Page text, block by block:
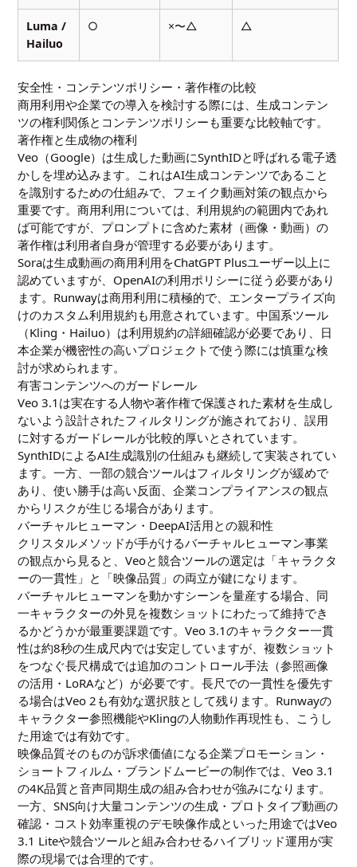
Luma /
Hailuo
○ ×〜△ △
安全性・コンテンツポリシー・著作権の比較
商用利用や企業での導入を検討する際には、生成コンテン
ツの権利関係とコンテンツポリシーも重要な比較軸です。
著作権と生成物の権利
Veo（Google）は生成した動画にSynthIDと呼ばれる電子透
かしを埋め込みます。これはAI生成コンテンツであること
を識別するための仕組みで、フェイク動画対策の観点から
重要です。商用利用については、利用規約の範囲内であれ
ば可能ですが、プロンプトに含めた素材（画像・動画）の
著作権は利用者自身が管理する必要があります。
Soraは生成動画の商用利用をChatGPT Plusユーザー以上に
認めていますが、OpenAIの利用ポリシーに従う必要があり
ます。Runwayは商用利用に積極的で、エンタープライズ向
けのカスタム利用規約も用意されています。中国系ツール
（Kling・Hailuo）は利用規約の詳細確認が必要であり、日
本企業が機密性の高いプロジェクトで使う際には慎重な検
討が求められます。
有害コンテンツへのガードレール
Veo 3.1は実在する人物や著作権で保護された素材を生成し
ないよう設計されたフィルタリングが施されており、誤用
に対するガードレールが比較的厚いとされています。
SynthIDによるAI生成識別の仕組みも継続して実装されてい
ます。一方、一部の競合ツールはフィルタリングが緩めで
あり、使い勝手は高い反面、企業コンプライアンスの観点
からリスクが生じる場合があります。
バーチャルヒューマン・DeepAI活用との親和性
クリスタルメソッドが手がけるバーチャルヒューマン事業
の観点から見ると、Veoと競合ツールの選定は「キャラクタ
ーの一貫性」と「映像品質」の両立が鍵になります。
バーチャルヒューマンを動かすシーンを量産する場合、同
一キャラクターの外見を複数ショットにわたって維持でき
るかどうかが最重要課題です。Veo 3.1のキャラクター一貫
性は約8秒の生成尺内では安定していますが、複数ショット
をつなぐ長尺構成では追加のコントロール手法（参照画像
の活用・LoRAなど）が必要です。長尺での一貫性を優先す
る場合はVeo 2も有効な選択肢として残ります。Runwayの
キャラクター参照機能やKlingの人物動作再現性も、こうし
た用途では有効です。
映像品質そのものが訴求価値になる企業プロモーション・
ショートフィルム・ブランドムービーの制作では、Veo 3.1
の4K品質と音声同期生成の組み合わせが強みになります。
一方、SNS向け大量コンテンツの生成・プロトタイプ動画の
確認・コスト効率重視のデモ映像作成といった用途ではVeo
3.1 Liteや競合ツールと組み合わせるハイブリッド運用が実
際の現場では合理的です。